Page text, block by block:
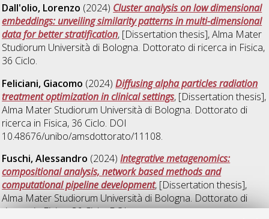
Dall'olio, Lorenzo (2024) Cluster analysis on low dimensional
embeddings: unveiling similarity patterns in multi-dimensional
data for better stratification, [Dissertation thesis], Alma Mater
Studiorum Università di Bologna. Dottorato di ricerca in Fisica,
36 Ciclo.
Feliciani, Giacomo (2024)Diffusing alpha particles radiation
treatment optimization in clinical settings, [Dissertation thesis],
Alma Mater Studiorum Università di Bologna. Dottorato di
ricerca in Fisica, 36 Ciclo. DOI
10.48676/unibo/amsdottorato/11108.
Fuschi, Alessandro (2024)Integrative metagenomics:
compositional analysis, network based methods and
computational pipeline development, [Dissertation thesis],
Alma Mater Studiorum Università di Bologna. Dottorato di
ricerca inFisica, 36 Ciclo. DOI